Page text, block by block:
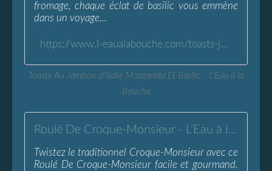
fromage, chaque éclat de basilic vous emmène
dans un voyage...
https://www.l-eaualabouche.com/toasts-jambon-d-italie-mozzarella-basilic.html
Toasts Au Jambon d'Italie Mozzarella Et Basilic - L'Eau à la
Bouche
Roulé De Croque-Monsieur - L'Eau à la Bouche
Twistez le traditionnel Croque-Monsieur avec ce
Roulé De Croque-Monsieur facile et gourmand.